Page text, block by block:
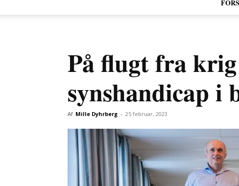
På flugt fra
synshandicap i
Af Mille Dyhrberg - 25 februar, 2023